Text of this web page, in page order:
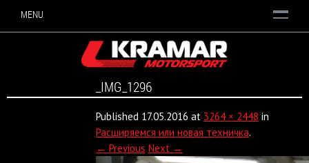
MENU
_IMG_1296
Published 17.05.2016 at 3264 × 2448 in
Расширяемся или новая техничка.
← Previous Next →